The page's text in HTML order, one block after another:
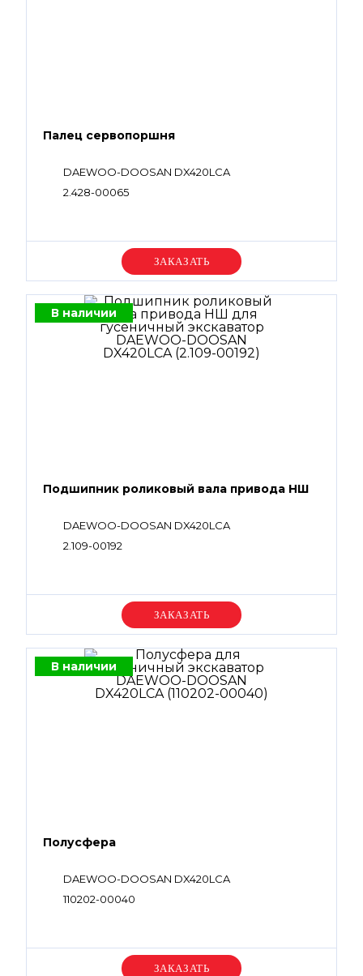
Палец сервопоршня
DAEWOO-DOOSAN DX420LCA
2.428-00065
Уточняйте цену
В наличии
Подшипник роликовый вала привода НШ
DAEWOO-DOOSAN DX420LCA
2.109-00192
Уточняйте цену
В наличии
Полусфера
DAEWOO-DOOSAN DX420LCA
110202-00040
Уточняйте цену